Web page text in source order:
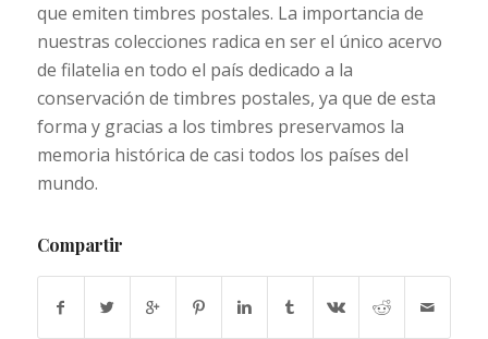
que emiten timbres postales. La importancia de
nuestras colecciones radica en ser el único acervo
de filatelia en todo el país dedicado a la
conservación de timbres postales, ya que de esta
forma y gracias a los timbres preservamos la
memoria histórica de casi todos los países del
mundo.
Compartir